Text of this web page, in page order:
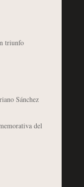
triunfo
Sánchez
del